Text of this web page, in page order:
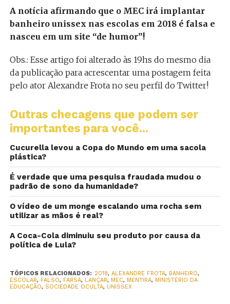
A notícia afirmando que o MEC irá implantar
banheiro unissex nas escolas em 2018 é falsa e
nasceu em um site “de humor”!
Obs.: Esse artigo foi alterado às 19hs do mesmo dia
da publicação para acrescentar uma postagem feita
pelo ator Alexandre Frota no seu perfil do Twitter!
Outras checagens que podem ser
importantes para você...
Cucurella levou a Copa do Mundo em uma sacola
plástica?
É verdade que uma pesquisa fraudada mudou o
padrão de sono da humanidade?
O vídeo de um monge escalando uma rocha sem
utilizar as mãos é real?
A Coca-Cola diminuiu seu produto por causa da
política de Lula?
TÓPICOS RELACIONADOS: 2018, ALEXANDRE FROTA, BANHEIRO,
ESCOLAR, FALSO, FARSA, LANÇAR, MEC, MENTIRA, MINISTÉRIO DA
EDUCAÇÃO, SOCIEDADE OCULTA, UNISSEX